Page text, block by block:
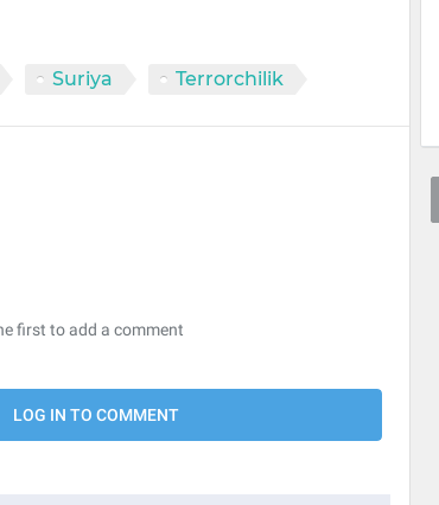
Suriya Terrorchilik